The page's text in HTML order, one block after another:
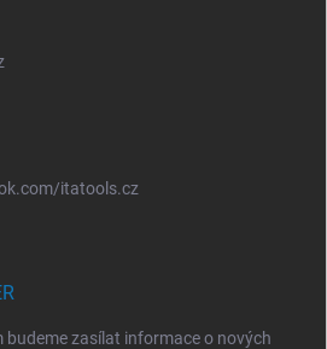
itatools.cz
budeme zasílat informace o nových